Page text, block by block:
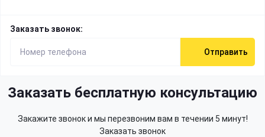
Заказать звонок:
Отправить
Заказать бесплатную консультацию
Закажите звонок и мы перезвоним вам в течении 5 минут!
Заказать звонок